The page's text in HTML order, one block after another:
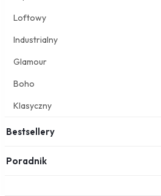
Loftowy
Industrialny
Glamour
Boho
Klasyczny
Bestsellery
Poradnik